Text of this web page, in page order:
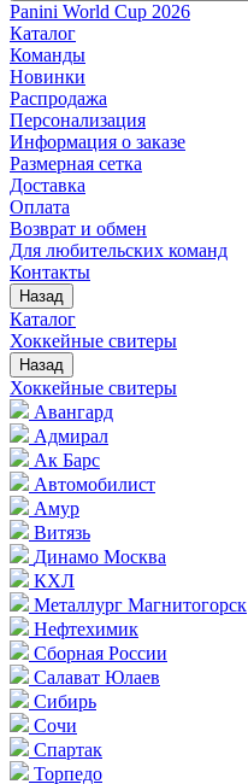
Panini World Cup 2026
Каталог
Команды
Новинки
Распродажа
Персонализация
Информация о заказе
Размерная сетка
Доставка
Оплата
Возврат и обмен
Для любительских команд
Контакты
Назад
Каталог
Хоккейные свитеры
Назад
Хоккейные свитеры
Авангард
Адмирал
Ак Барс
Автомобилист
Амур
Витязь
Динамо Москва
КХЛ
Металлург Магнитогорск
Нефтехимик
Сборная России
Салават Юлаев
Сибирь
Сочи
Спартак
Торпедо